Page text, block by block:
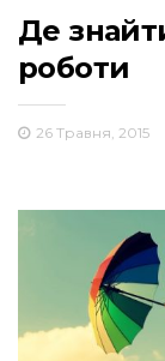
Де
роботи
26 Травня, 2015